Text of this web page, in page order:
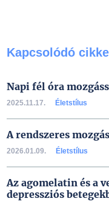
Kapcsolódó
Napi fél óra
2025.11.17. Életstílus
A rendszeres
2026.01.09. Életstílus
Az agomelatin és a
depressziós